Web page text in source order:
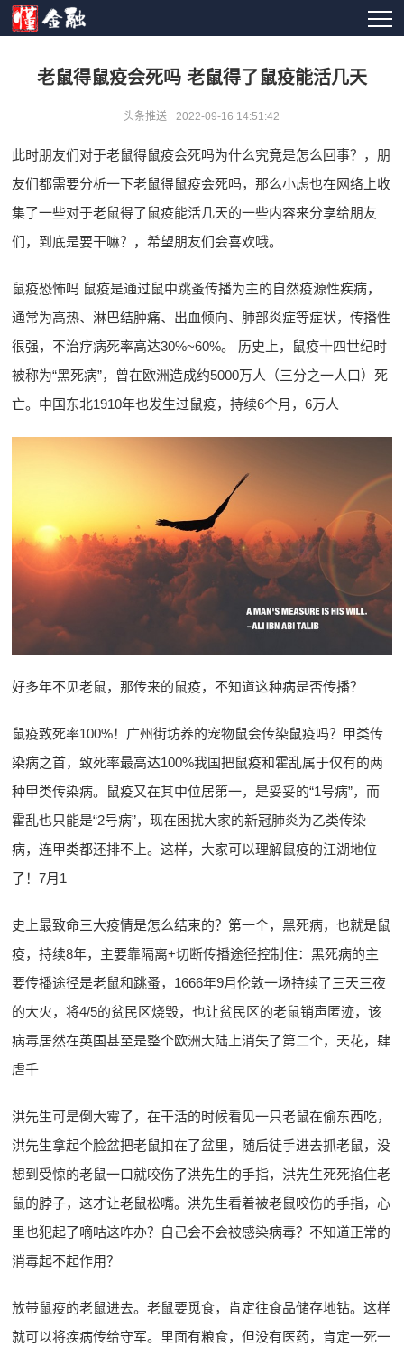
老鼠得鼠疫会死吗 老鼠得了鼠疫能活几天
头条推送 2022-09-16 14:51:42
此时朋友们对于老鼠得鼠疫会死吗为什么究竟是怎么回事？，朋
友们都需要分析一下老鼠得鼠疫会死吗，那么小虑也在网络上收
集了一些对于老鼠得了鼠疫能活几天的一些内容来分享给朋友
们，到底是要干嘛？，希望朋友们会喜欢哦。
鼠疫恐怖吗 鼠疫是通过鼠中跳蚤传播为主的自然疫源性疾病，
通常为高热、淋巴结肿痛、出血倾向、肺部炎症等症状，传播性
很强，不治疗病死率高达30%~60%。 历史上，鼠疫十四世纪时
被称为“黑死病”，曾在欧洲造成约5000万人（三分之一人口）死
亡。中国东北1910年也发生过鼠疫，持续6个月，6万人
好多年不见老鼠，那传来的鼠疫，不知道这种病是否传播？
鼠疫致死率100%！广州街坊养的宠物鼠会传染鼠疫吗？甲类传
染病之首，致死率最高达100%我国把鼠疫和霍乱属于仅有的两
种甲类传染病。鼠疫又在其中位居第一，是妥妥的“1号病”，而
霍乱也只能是“2号病”，现在困扰大家的新冠肺炎为乙类传染
病，连甲类都还排不上。这样，大家可以理解鼠疫的江湖地位
了！7月1
史上最致命三大疫情是怎么结束的？第一个，黑死病，也就是鼠
疫，持续8年，主要靠隔离+切断传播途径控制住：黑死病的主
要传播途径是老鼠和跳蚤，1666年9月伦敦一场持续了三天三夜
的大火，将4/5的贫民区烧毁，也让贫民区的老鼠销声匿迹，该
病毒居然在英国甚至是整个欧洲大陆上消失了第二个，天花，肆
虐千
洪先生可是倒大霉了，在干活的时候看见一只老鼠在偷东西吃，
洪先生拿起个脸盆把老鼠扣在了盆里，随后徒手进去抓老鼠，没
想到受惊的老鼠一口就咬伤了洪先生的手指，洪先生死死掐住老
鼠的脖子，这才让老鼠松嘴。洪先生看着被老鼠咬伤的手指，心
里也犯起了嘀咕这咋办？自己会不会被感染病毒？不知道正常的
消毒起不起作用？
放带鼠疫的老鼠进去。老鼠要觅食，肯定往食品储存地钻。这样
就可以将疾病传给守军。里面有粮食，但没有医药，肯定一死一